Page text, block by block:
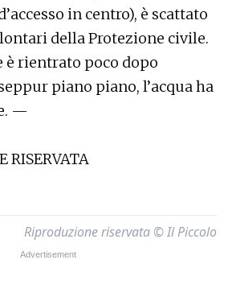
in centro), è scattato
della Protezione civile.
rientrato poco dopo
piano piano, l’acqua ha
—
RISERVATA
Riproduzione riservata © Il Piccolo